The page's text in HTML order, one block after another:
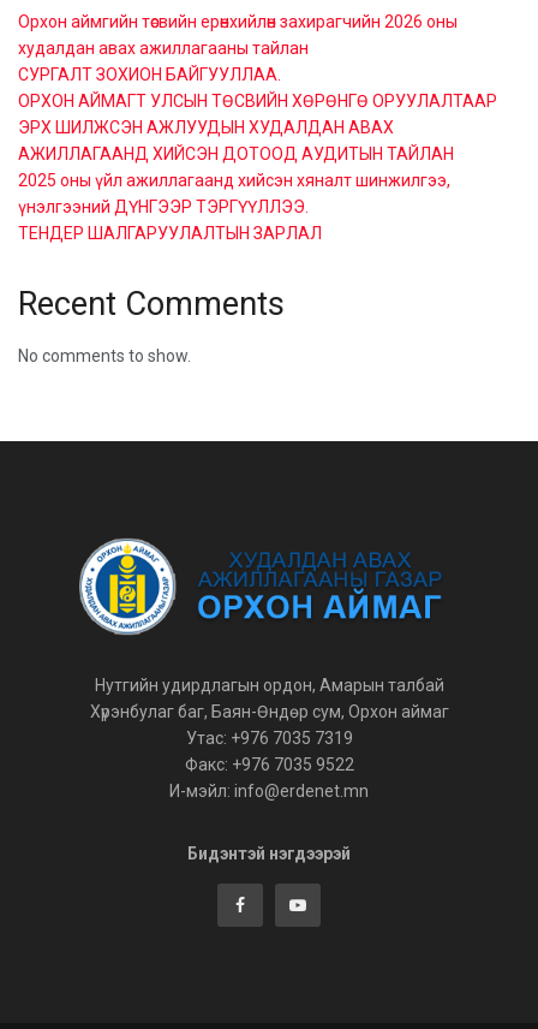
Орхон аймгийн төсвийн ерөнхийлөн захирагчийн 2026 оны
худалдан авах ажиллагааны тайлан
СУРГАЛТ ЗОХИОН БАЙГУУЛЛАА.
ОРХОН АЙМАГТ УЛСЫН ТӨСВИЙН ХӨРӨНГӨ ОРУУЛАЛТААР
ЭРХ ШИЛЖСЭН АЖЛУУДЫН ХУДАЛДАН АВАХ
АЖИЛЛАГААНД ХИЙСЭН ДОТООД АУДИТЫН ТАЙЛАН
2025 оны үйл ажиллагаанд хийсэн хяналт шинжилгээ,
үнэлгээний ДҮНГЭЭР ТЭРГҮҮЛЛЭЭ.
ТЕНДЕР ШАЛГАРУУЛАЛТЫН ЗАРЛАЛ
Recent Comments
No comments to show.
Нутгийн удирдлагын ордон, Амарын талбай
Хүрэнбулаг баг, Баян-Өндөр сум, Орхон аймаг
Утас: +976 7035 7319
Факс: +976 7035 9522
И-мэйл: info@erdenet.mn
Бидэнтэй нэгдээрэй